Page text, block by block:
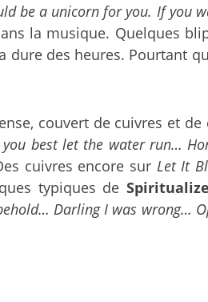
be a unicorn for you. If you
la musique. Quelques
dure des heures. Pourtant
couvert de cuivres et
best let the water run…
cuivres encore sur Let It
typiques de
Darling I was wrong…